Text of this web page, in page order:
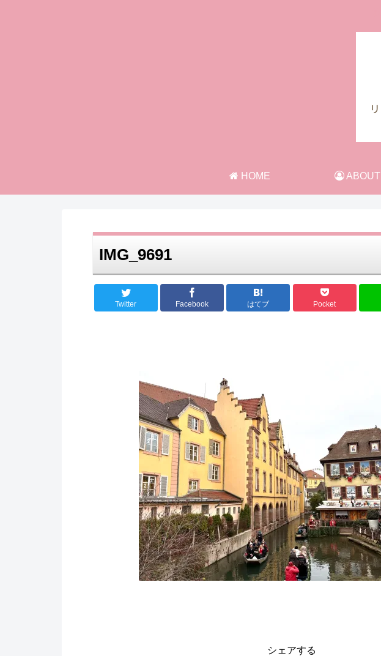
HOME ABOUT
IMG_9691
Twitter Facebook はてブ Pocket
シェアする